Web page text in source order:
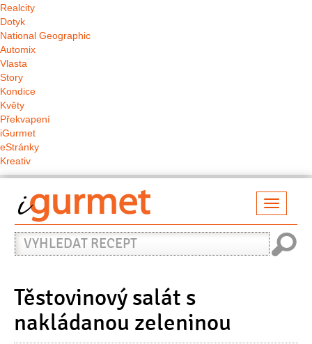
Realcity
Dotyk
National Geographic
Automix
Vlasta
Story
Kondice
Květy
Překvapení
iGurmet
eStránky
Kreativ
Vyhledat
recept
Těstovinový salát s
nakládanou zeleninou